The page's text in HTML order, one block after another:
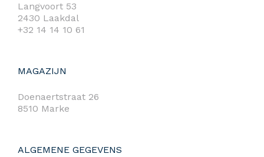
Langvoort 53
2430 Laakdal
+32 14 14 10 61
MAGAZIJN
Doenaertstraat 26
8510 Marke
ALGEMENE GEGEVENS